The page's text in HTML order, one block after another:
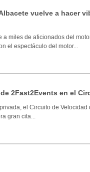
vuelve a hacer
a miles de aficionados del
el espectáculo del motor...
2Fast2Events en el
el Circuito de Velocidad
gran cita...